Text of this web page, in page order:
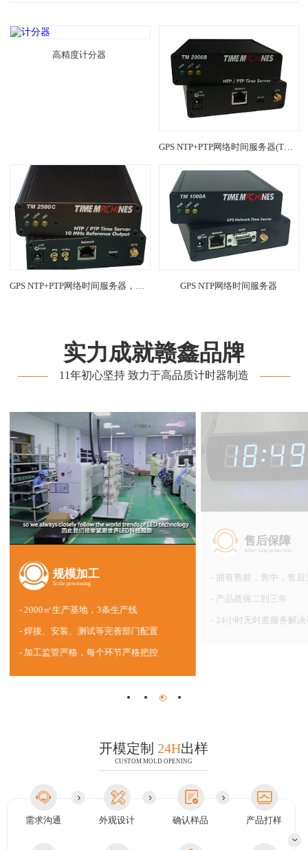
高精度计分器
GPS NTP+PTP网络时间服务器，带10Mz参考频率输出(TM2500C) GPS NTP网络时间服务器
实力成就赣鑫品牌
11年初心坚持 致力于高品质计时器制造
规模加工
Scale processing
2000㎡生产基地，3条生产线
焊接、安装、测试等完善部门配置
加工监管严格，每个环节严格把控
售后保障
After-sale protection
拥有售前，售中，售后
产品质保二到三年
24小时无时差服务解
开模定制 24H出样
CUSTOM MOLD OPENING
需求沟通 外观设计 确认样品 产品打样